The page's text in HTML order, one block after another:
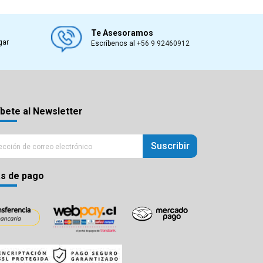
Te Asesoramos
Escríbenos al+56 9 92460912
al Newsletter
Suscribir
de pago